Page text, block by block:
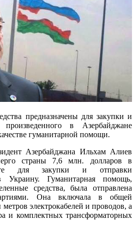
предназначены для закупки и
в Азербайджане
гуманитарной помощи.
Азербайджана Ильхам Алиев
страны 7,6 млн. долларов в
для закупки и отправки
Украину. Гуманитарная помощь,
средства, была отправлена
Она включала в общей
электрокабелей и проводов, а
и комплектных трансформаторных